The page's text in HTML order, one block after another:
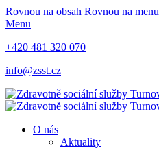
Rovnou na obsah Rovnou na menu
Menu
+420 481 320 070
info@zsst.cz
O nás
Aktuality